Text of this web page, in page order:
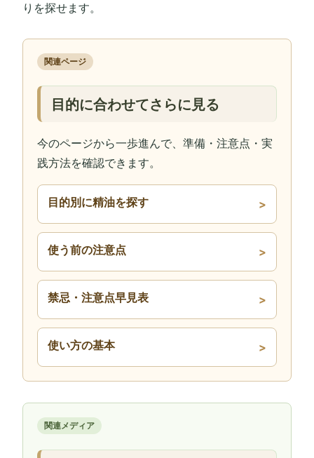
りを探せます。
関連ページ
目的に合わせてさらに見る
今のページから一歩進んで、準備・注意点・実
践方法を確認できます。
目的別に精油を探す
使う前の注意点
禁忌・注意点早見表
使い方の基本
関連メディア